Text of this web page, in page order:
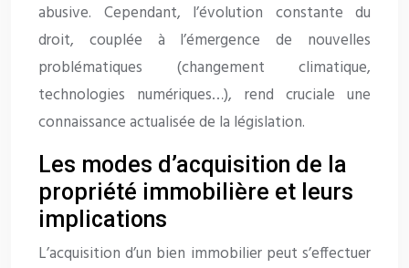
abusive. Cependant, l’évolution constante du
droit, couplée à l’émergence de nouvelles
problématiques (changement climatique,
technologies numériques…), rend cruciale une
connaissance actualisée de la législation.
Les modes d’acquisition de la
propriété immobilière et leurs
implications
L’acquisition d’un bien immobilier peut s’effectuer